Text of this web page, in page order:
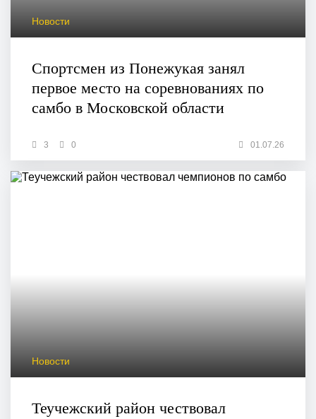
Новости
Спортсмен из Понежукая занял
первое место на соревнованиях по
самбо в Московской области
3 0 01.07.26
Новости
Теучежский район чествовал